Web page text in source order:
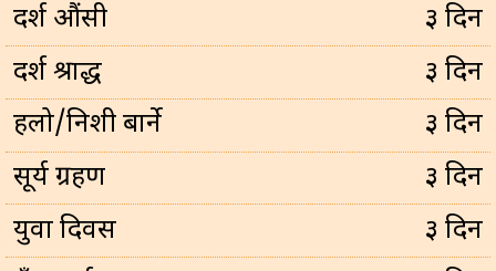
दर्श औंसी
३ दिन
दर्श श्राद्ध
३ दिन
हलो/निशी बार्ने
३ दिन
सूर्य ग्रहण
३ दिन
युवा दिवस
३ दिन